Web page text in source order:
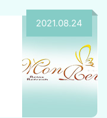
2021.08.24